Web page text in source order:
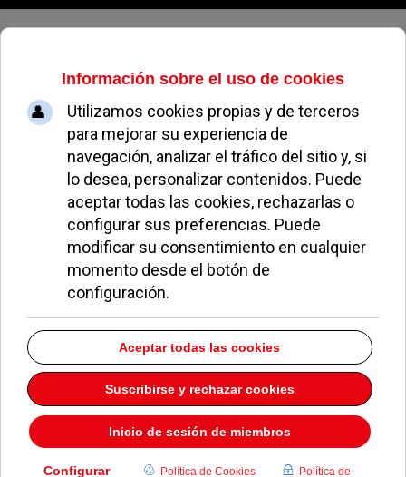
Sábado, 08 de agosto de 2026
Un paso más para la construcción
de la pasarela sobre la M-503
REDACCIÓN NOTICIAS DE POZUELO 10 DICIEMBRE 2019